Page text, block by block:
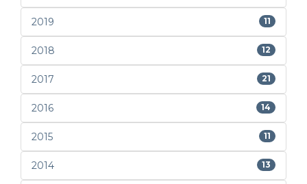
2019 11
2018 12
2017 21
2016 14
2015 11
2014 13